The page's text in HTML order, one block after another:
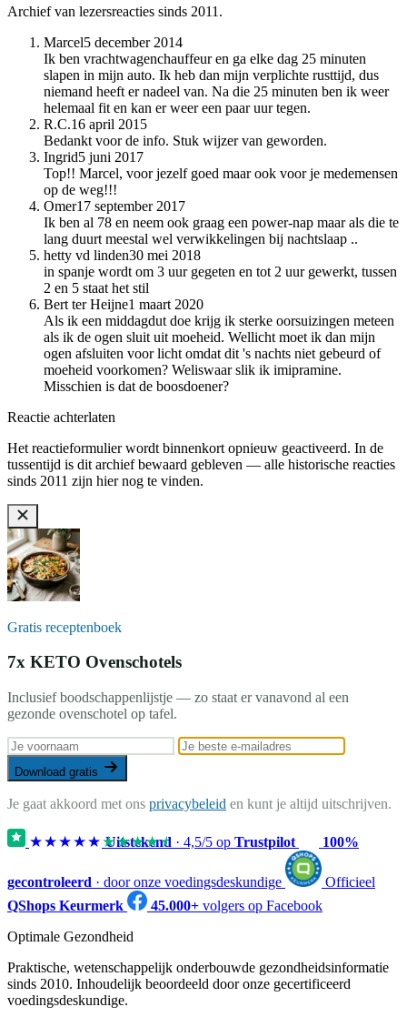
Archief van lezersreacties sinds 2011.
Marcel5 december 2014
Ik ben vrachtwagenchauffeur en ga elke dag 25 minuten
slapen in mijn auto. Ik heb dan mijn verplichte rusttijd, dus
niemand heeft er nadeel van. Na die 25 minuten ben ik weer
helemaal fit en kan er weer een paar uur tegen.
R.C.16 april 2015
Bedankt voor de info. Stuk wijzer van geworden.
Ingrid5 juni 2017
Top!! Marcel, voor jezelf goed maar ook voor je medemensen
op de weg!!!
Omer17 september 2017
Ik ben al 78 en neem ook graag een power-nap maar als die te
lang duurt meestal wel verwikkelingen bij nachtslaap ..
hetty vd linden30 mei 2018
in spanje wordt om 3 uur gegeten en tot 2 uur gewerkt, tussen
2 en 5 staat het stil
Bert ter Heijne1 maart 2020
Als ik een middagdut doe krijg ik sterke oorsuizingen meteen
als ik de ogen sluit uit moeheid. Wellicht moet ik dan mijn
ogen afsluiten voor licht omdat dit 's nachts niet gebeurd of
moeheid voorkomen? Weliswaar slik ik imipramine.
Misschien is dat de boosdoener?
Reactie achterlaten
Het reactieformulier wordt binnenkort opnieuw geactiveerd. In de
tussentijd is dit archief bewaard gebleven — alle historische reacties
sinds 2011 zijn hier nog te vinden.
Gratis receptenboek
7x KETO Ovenschotels
Inclusief boodschappenlijstje — zo staat er vanavond al een
gezonde ovenschotel op tafel.
Download gratis
Je gaat akkoord met ons privacybeleid en kunt je altijd uitschrijven.
★★★★★★★★★★
Uitstekend · 4,5/5 op Trustpilot 100%
gecontroleerd · door onze voedingsdeskundige
Officieel
QShops Keurmerk
45.000+ volgers op Facebook
Optimale Gezondheid
Praktische, wetenschappelijk onderbouwde gezondheidsinformatie
sinds 2010. Inhoudelijk beoordeeld door onze gecertificeerd
voedingsdeskundige.